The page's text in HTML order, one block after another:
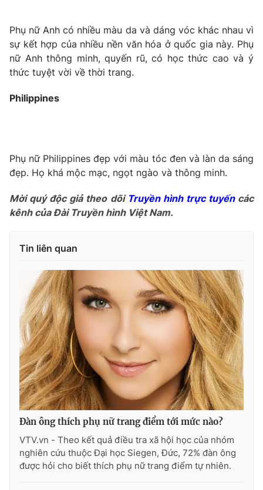
Phụ nữ Anh có nhiều màu da và dáng vóc khác nhau vì
sự kết hợp của nhiều nền văn hóa ở quốc gia này. Phụ
nữ Anh thông minh, quyến rũ, có học thức cao và ý
thức tuyệt vời về thời trang.
Philippines
Phụ nữ Philippines đẹp với màu tóc đen và làn da sáng
đẹp. Họ khá mộc mạc, ngọt ngào và thông minh.
Mời quý độc giả theo dõi Truyền hình trực tuyếncác
kênh của Đài Truyền hình Việt Nam.
Tin liên quan
Đàn ông thích phụ nữ trang điểm tới mức nào?
VTV.vn - Theo kết quả điều tra xã hội học của nhóm
nghiên cứu thuộc Đại học Siegen, Đức, 72% đàn ông
được hỏi cho biết thích phụ nữ trang điểm tự nhiên.